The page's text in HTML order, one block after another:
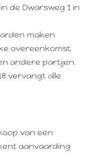
de Dwarsweg 1 in
maken
overeenkomst
andere partijen.
vervangt alle
van een
aanvaarding